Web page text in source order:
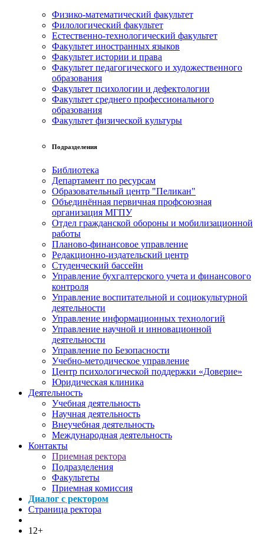
Физико-математический факультет
Филологический факультет
Естественно-технологический факультет
Факультет иностранных языков
Факультет истории и права
Факультет педагогического и художественного
образования
Факультет психологии и дефектологии
Факультет среднего профессионального
образования
Факультет физической культуры
Подразделения
Библиотека
Департамент по ресурсам
Образовательный центр "Пеликан"
Объединённая первичная профсоюзная
организация МГПУ
Отдел гражданской обороны и мобилизационной
работы
Планово-финансовое управление
Редакционно-издательский центр
Студенческий бассейн
Управление бухгалтерского учета и финансового
контроля
Управление воспитательной и социокультурной
деятельности
Управление информационных технологий
Управление научной и инновационной
деятельности
Управление по Безопасности
Учебно-методическое управление
Центр психологической поддержки «Доверие»
Юридическая клиника
Деятельность
Учебная деятельность
Научная деятельность
Внеучебная деятельность
Международная деятельность
Контакты
Приемная ректора
Подразделения
Факультеты
Приемная комиссия
Диалог с ректором
Страница ректора
12+